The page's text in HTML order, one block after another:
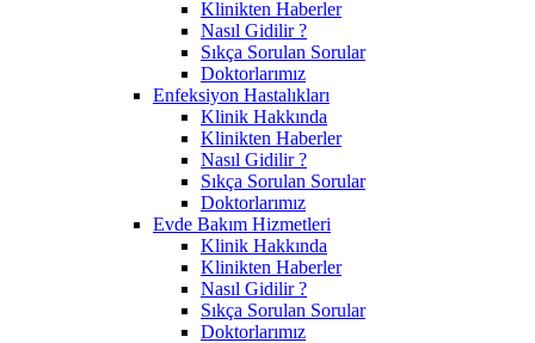
Klinikten Haberler
Nasıl Gidilir ?
Sıkça Sorulan Sorular
Doktorlarımız
Enfeksiyon Hastalıkları
Klinik Hakkında
Klinikten Haberler
Nasıl Gidilir ?
Sıkça Sorulan Sorular
Doktorlarımız
Evde Bakım Hizmetleri
Klinik Hakkında
Klinikten Haberler
Nasıl Gidilir ?
Sıkça Sorulan Sorular
Doktorlarımız